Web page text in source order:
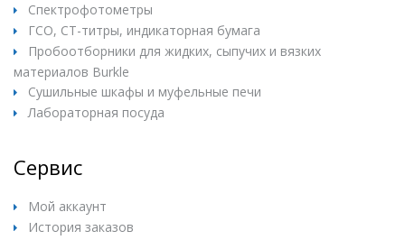
Спектрофотометры
ГСО, СТ-титры, индикаторная бумага
Пробоотборники для жидких, сыпучих и вязких
материалов Burkle
Сушильные шкафы и муфельные печи
Лабораторная посуда
Сервис
Мой аккаунт
История заказов